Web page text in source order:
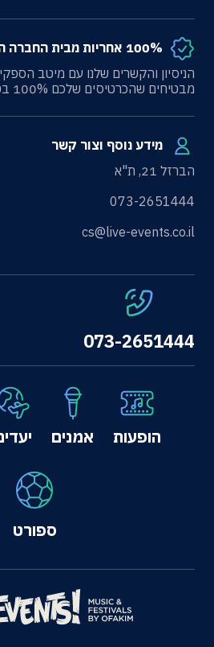
100% אחריות מבית החברה הגיאוגרפית
הניסיון והקשרים שלנו עם מיטב
מבטיחים שהכרטיסים שלכם 100% בטוחים.
מידע נוסף וצור קשר
הברזל 21, ת"א
073-2651444
cs@live-events.co.il
073-2651444
הופעות אמנים
ספורט